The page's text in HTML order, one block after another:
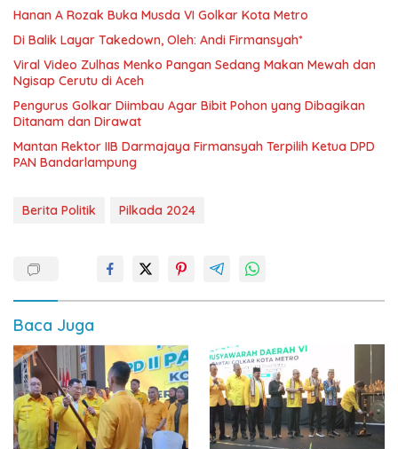
Hanan A Rozak Buka Musda VI Golkar Kota Metro
Di Balik Layar Takedown, Oleh: Andi Firmansyah*
Viral Video Zulhas Menko Pangan Sedang Makan Mewah dan
Ngisap Cerutu di Aceh
Pengurus Golkar Diimbau Agar Bibit Pohon yang Dibagikan
Ditanam dan Dirawat
Mantan Rektor IIB Darmajaya Firmansyah Terpilih Ketua DPD
PAN Bandarlampung
Berita Politik Pilkada 2024
Baca Juga